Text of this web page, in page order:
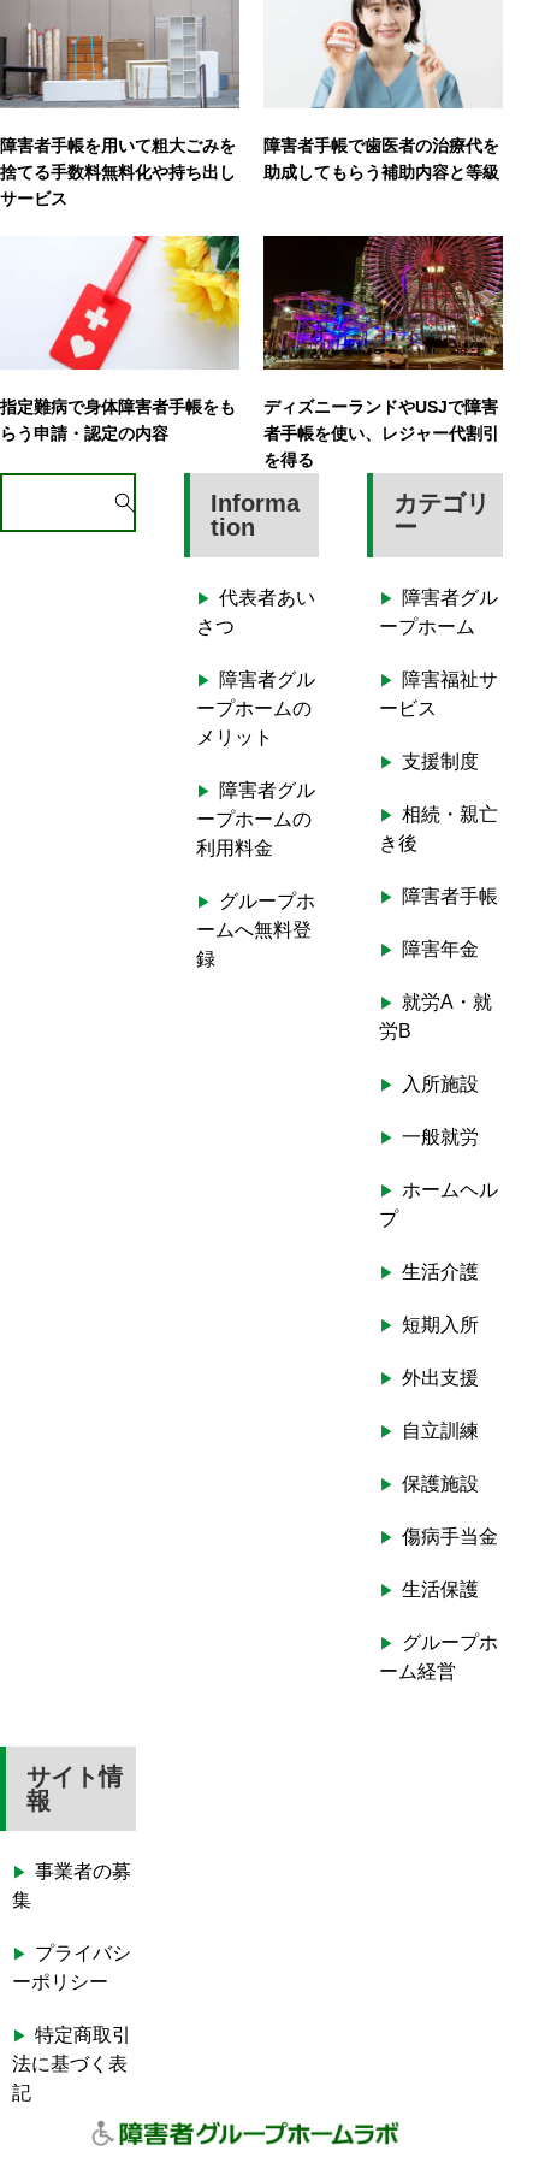
障害者手帳を用いて粗大ごみを
捨てる手数料無料化や持ち出し
サービス
障害者手帳で歯医者の治療代を
助成してもらう補助内容と等級
指定難病で身体障害者手帳をも
らう申請・認定の内容
ディズニーランドやUSJで障害
者手帳を使い、レジャー代割引
を得る
Informa
tion
代表者あい
さつ
障害者グル
ープホームの
メリット
障害者グル
ープホームの
利用料金
グループホ
ームへ無料登
録
カテゴリ
ー
障害者グル
ープホーム
障害福祉サ
ービス
支援制度
相続・親亡
き後
障害者手帳
障害年金
就労A・就
労B
入所施設
一般就労
ホームヘル
プ
生活介護
短期入所
外出支援
自立訓練
保護施設
傷病手当金
生活保護
グループホ
ーム経営
サイト情
報
事業者の募
集
プライバシ
ーポリシー
特定商取引
法に基づく表
記